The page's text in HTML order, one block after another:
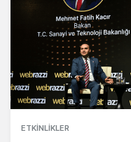
ETKINLIKLER